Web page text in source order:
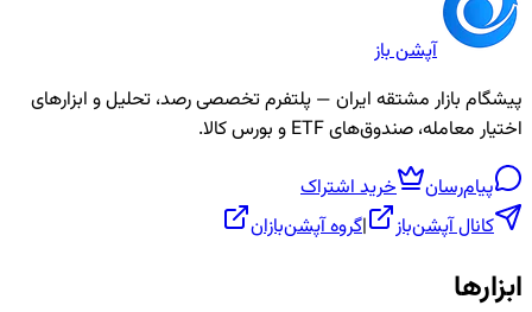
آپشن باز
پیشگام بازار مشتقه ایران — پلتفرم تخصصی رصد، تحلیل و ابزارهای
اختیار معامله، صندوق‌های ETF و بورس کالا.
پیام‌رسان
خرید اشتراک
کانال آپشن‌باز
|گروه آپشن‌بازان
ابزارها